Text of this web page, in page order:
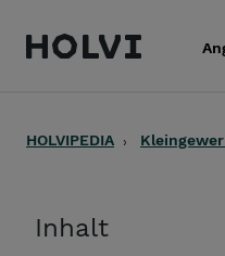
Holvi
HOLVIPEDIA
Inhalt